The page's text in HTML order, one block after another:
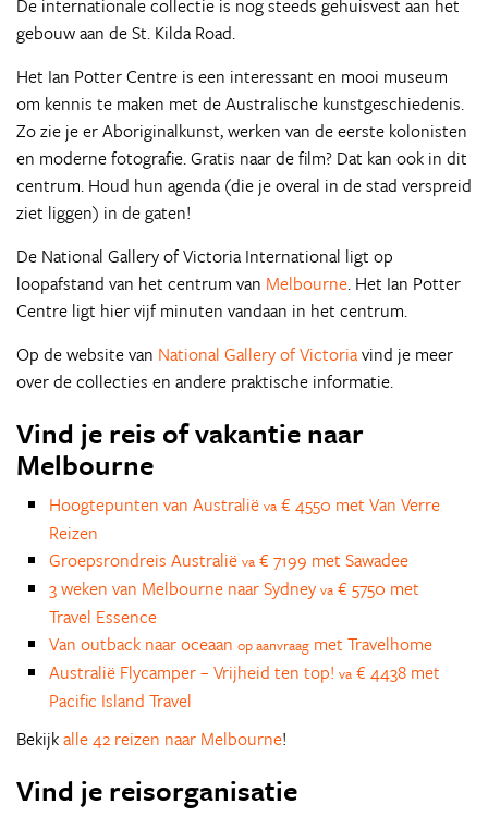
De internationale collectie is nog steeds gehuisvest aan het
gebouw aan de St. Kilda Road.
Het Ian Potter Centre is een interessant en mooi museum
om kennis te maken met de Australische kunstgeschiedenis.
Zo zie je er Aboriginalkunst, werken van de eerste kolonisten
en moderne fotografie. Gratis naar de film? Dat kan ook in dit
centrum. Houd hun agenda (die je overal in de stad verspreid
ziet liggen) in de gaten!
De National Gallery of Victoria International ligt op
loopafstand van het centrum van Melbourne. Het Ian Potter
Centre ligt hier vijf minuten vandaan in het centrum.
Op de website van National Gallery of Victoriavind je meer
over de collecties en andere praktische informatie.
Vind je reis of vakantie naar
Melbourne
Hoogtepunten van Australië va € 4550 met Van Verre
Reizen
Groepsrondreis Australië va € 7199 met Sawadee
3 weken van Melbourne naar Sydney va € 5750 met
Travel Essence
Van outback naar oceaan op aanvraag met Travelhome
Australië Flycamper – Vrijheid ten top! va € 4438 met
Pacific Island Travel
Bekijkalle 42 reizen naar Melbourne!
Vind je reisorganisatie